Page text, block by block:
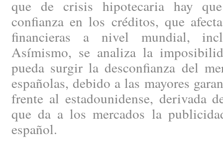
que de crisis hipotecaria hay
confianza en los créditos, que
financieras a nivel mundial,
Asímismo, se analiza la
pueda surgir la desconfianza del
españolas, debido a las mayores
frente al estadounidense, derivada
que da a los mercados la
español.